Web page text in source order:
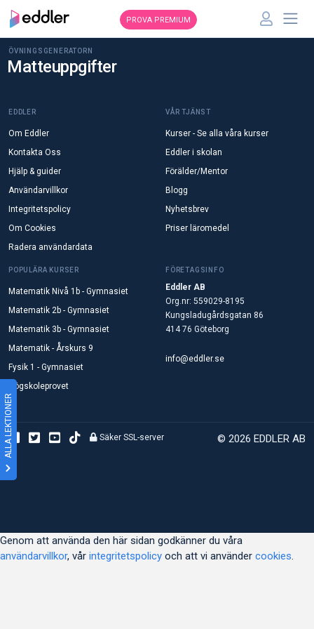
ALLA LEKTIONER
PROVA PREMIUM
ÖVNINGSGENERATORN
Matteuppgifter
EDDLER
Om Eddler
Kontakta Oss
Hjälp & guider
Användarvillkor
Integritetspolicy
Om Cookies
Radera användardata
VÅR TJÄNST
Kurser - Se alla våra kurser
Eddler i skolan
Förälder/Mentor
Blogg
Nyhetsbrev
Priser läromedel
POPULÄRA KURSER
Matematik Nivå 1b - Gymnasiet
Matematik 2b - Gymnasiet
Matematik 3b - Gymnasiet
Matematik - Årskurs 9
Fysik 1 - Gymnasiet
Högskoleprovet
FÖRETAGSINFO
Eddler AB
Org.nr: 559029-8195
Kungsladugårdsgatan 86
414 76 Göteborg
info@eddler.se
© 2026 EDDLER AB
Säker SSL-server
Genom att använda den här sidan godkänner du våra
användarvillkor, vår integritetspolicy och att vi använder cookies.